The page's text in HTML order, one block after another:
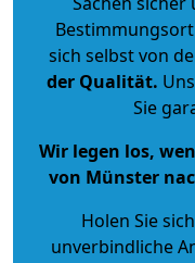
sich selbst von
der Qualität.
Sie
Wir legen los,
von Münster
Holen Sie
unverbindliche